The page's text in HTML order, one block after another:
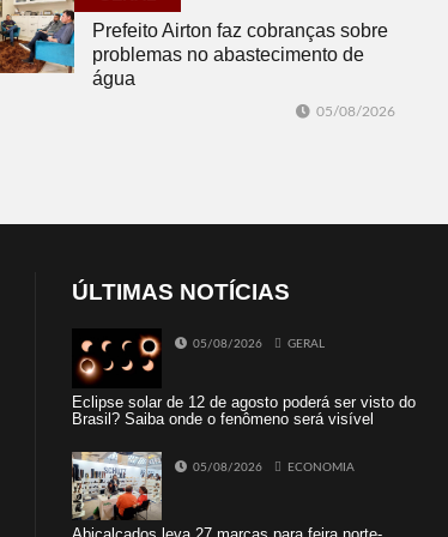
Prefeito Airton faz cobranças sobre
problemas no abastecimento de
água
05/08/2026
ÚLTIMAS NOTÍCIAS
05/08/2026 GERAL
Eclipse solar de 12 de agosto poderá ser visto do
Brasil? Saiba onde o fenômeno será visível
05/08/2026 ECONOMIA